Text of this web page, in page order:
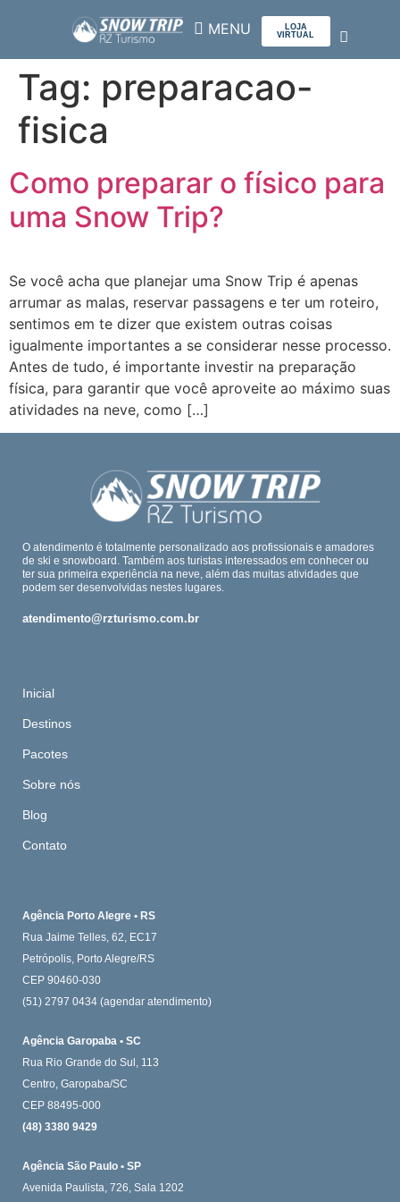
LOJA
VIRTUAL
Tag: preparacao-
fisica
Como preparar o físico para
uma Snow Trip?
Se você acha que planejar uma Snow Trip é apenas
arrumar as malas, reservar passagens e ter um roteiro,
sentimos em te dizer que existem outras coisas
igualmente importantes a se considerar nesse processo.
Antes de tudo, é importante investir na preparação
física, para garantir que você aproveite ao máximo suas
atividades na neve, como […]
O atendimento é totalmente personalizado aos profissionais e amadores
de ski e snowboard. Também aos turistas interessados em conhecer ou
ter sua primeira experiência na neve, além das muitas atividades que
podem ser desenvolvidas nestes lugares.
atendimento@rzturismo.com.br
Inicial
Destinos
Pacotes
Sobre nós
Blog
Contato
Agência Porto Alegre • RS
Rua Jaime Telles, 62, EC17
Petrópolis, Porto Alegre/RS
CEP 90460-030
(51) 2797 0434 (agendar atendimento)
Agência Garopaba • SC
Rua Rio Grande do Sul, 113
Centro, Garopaba/SC
CEP 88495-000
(48) 3380 9429
Agência São Paulo • SP
Avenida Paulista, 726, Sala 1202